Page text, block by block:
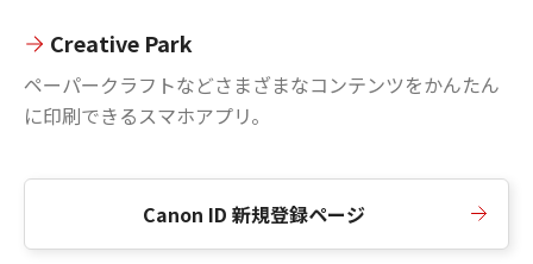
Creative Park
ペーパークラフトなどさまざまなコンテンツをかんたん
に印刷できるスマホアプリ。
Canon ID 新規登録ページ